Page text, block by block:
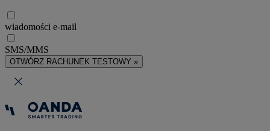
wiadomości e-mail
SMS/MMS
OTWÓRZ RACHUNEK TESTOWY »